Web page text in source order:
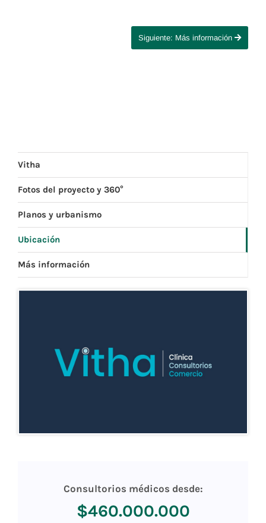
Siguiente: Más información
Vitha
Fotos del proyecto y 360°
Planos y urbanismo
Ubicación
Más información
Consultorios médicos desde:
$460.000.000